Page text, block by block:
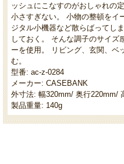
ッシュにこなすのがおしゃれの
小さすぎない。 小物の整頓をイ
ジタル小機器など散らばってし
しておく。 そんな調子のサイズ
ーを使用。 リビング、玄関、ベ
む。
型番: ac-z-0284
メーカー: CASEBANK
外寸法: 幅320mm/ 奥行220mm/
製品重量: 140g